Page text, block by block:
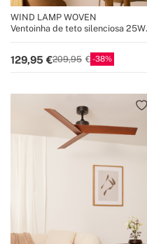
WIND LAMP WOVEN
Ventoinha de teto silenciosa 25W
129,95 209,95 38